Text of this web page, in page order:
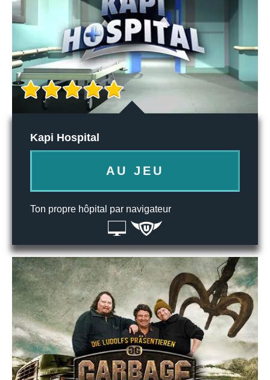
Kapi Hospital
AU JEU
Ton propre hôpital par navigateur